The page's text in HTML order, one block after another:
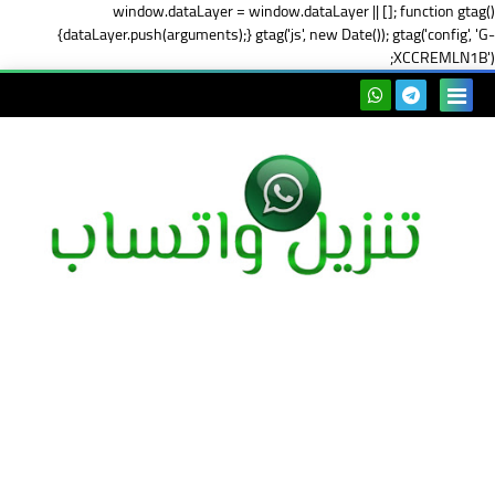
window.dataLayer = window.dataLayer || []; function gtag()
{dataLayer.push(arguments);} gtag('js', new Date()); gtag('config', 'G-
XCCREMLN1B');